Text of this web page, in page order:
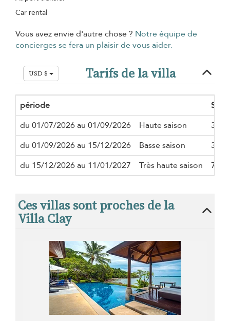
Car rental
Vous avez envie d'autre chose ? Notre équipe de
concierges se fera un plaisir de vous aider.
USD $ Tarifs de la villa
période
du 01/07/2026 au 01/09/2026
Haute saison
3
du 01/09/2026 au 15/12/2026
Basse saison
3
du 15/12/2026 au 11/01/2027
Très haute saison 7
Ces villas sont proches de la
Villa Clay